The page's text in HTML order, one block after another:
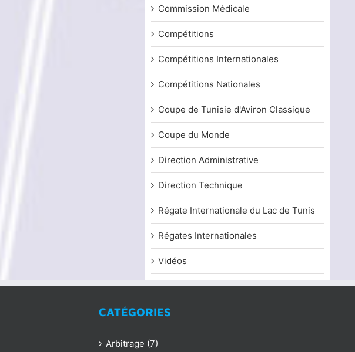
Commission Médicale
Compétitions
Compétitions Internationales
Compétitions Nationales
Coupe de Tunisie d'Aviron Classique
Coupe du Monde
Direction Administrative
Direction Technique
Régate Internationale du Lac de Tunis
Régates Internationales
Vidéos
CATÉGORIES
Arbitrage (7)